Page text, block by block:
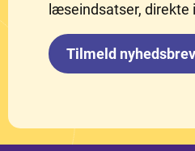
læseindsatser, direkte
Tilmeld nyhedsbrev